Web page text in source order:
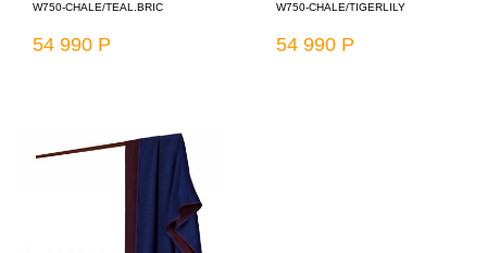
W750-CHALE/TEAL.BRIC
54 990 Р
W750-CHALE/TIGERLILY
54 990 Р